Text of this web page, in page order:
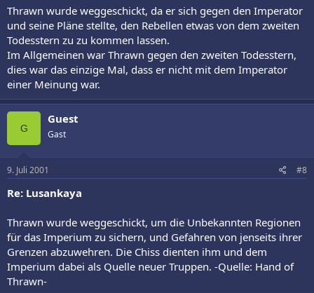
Thrawn wurde weggeschickt, da er sich gegen den Imperator
und seine Pläne stellte, den Rebellen etwas von dem zweiten
Todesstern zu zu kommen lassen.
Im Allgemeinen war Thrawn gegen den zweiten Todesstern,
dies war das einzige Mal, dass er nicht mit dem Imperator
einer Meinung war.
G
Guest
Gast
9. Juli 2001 #8
Re: Lusankaya
Thrawn wurde weggeschickt, um die Unbekannten Regionen
für das Imperium zu sichern, und Gefahren von jenseits ihrer
Grenzen abzuwehren. Die Chiss dienten ihm und dem
Imperium dabei als Quelle neuer Truppen. -Quelle: Hand of
Thrawn-